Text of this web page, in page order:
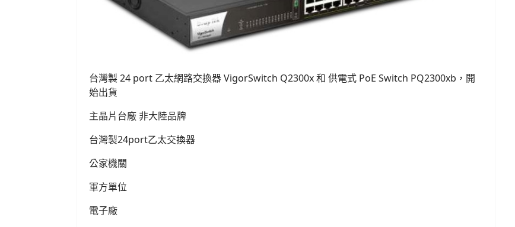
台灣製 24 port 乙太網路交換器 VigorSwitch Q2300x 和 供電式 PoE Switch PQ2300xb，開
始出貨
主晶片台廠 非大陸品牌
台灣製24port乙太交換器
公家機關
軍方單位
電子廠